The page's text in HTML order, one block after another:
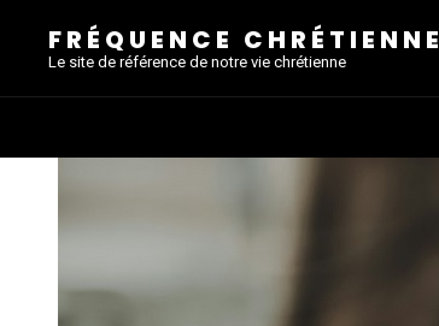
FRÉQUENCE CHRÉTIENNE
Le site de référence de notre vie chrétienne